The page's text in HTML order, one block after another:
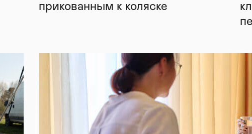
прикованным к коляске